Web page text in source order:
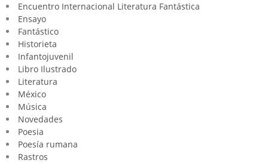
Encuentro Internacional Literatura Fantástica
Ensayo
Fantástico
Historieta
Infantojuvenil
Libro Ilustrado
Literatura
México
Música
Novedades
Poesia
Poesía rumana
Rastros